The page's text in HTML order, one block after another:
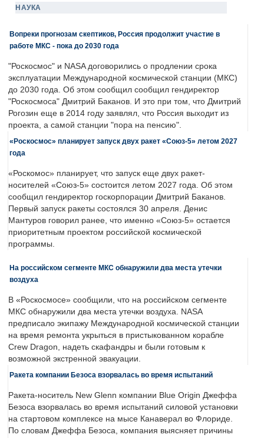
НАУКА
Вопреки прогнозам скептиков, Россия продолжит участие в
работе МКС - пока до 2030 года
"Роскосмос" и NASA договорились о продлении срока
эксплуатации Международной космической станции (МКС)
до 2030 года. Об этом сообщил сообщил гендиректор
"Роскосмоса" Дмитрий Баканов. И это при том, что Дмитрий
Рогозин еще в 2014 году заявлял, что Россия выходит из
проекта, а самой станции "пора на пенсию".
«Роскосмос» планирует запуск двух ракет «Союз-5» летом 2027
года
«Роскомос» планирует, что запуск еще двух ракет-
носителей «Союз-5» состоится летом 2027 года. Об этом
сообщил гендиректор госкорпорации Дмитрий Баканов.
Первый запуск ракеты состоялся 30 апреля. Денис
Мантуров говорил ранее, что именно «Союз-5» остается
приоритетным проектом российской космической
программы.
На российском сегменте МКС обнаружили два места утечки
воздуха
В «Роскосмосе» сообщили, что на российском сегменте
МКС обнаружили два места утечки воздуха. NASA
предписало экипажу Международной космической станции
на время ремонта укрыться в пристыкованном корабле
Crew Dragon, надеть скафандры и были готовым к
возможной экстренной эвакуации.
Ракета компании Безоса взорвалась во время испытаний
Ракета-носитель New Glenn компании Blue Origin Джеффа
Безоса взорвалась во время испытаний силовой установки
на стартовом комплексе на мысе Канаверал во Флориде.
По словам Джеффа Безоса, компания выясняет причины